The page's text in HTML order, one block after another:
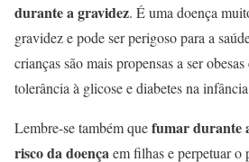
durante a gravidez. É uma doença
gravidez e pode ser perigoso para a
crianças são mais propensas a ser
tolerância à glicose e diabetes na
Lembre-se também quefumar durante
risco da doençaem filhas e perpetuar o